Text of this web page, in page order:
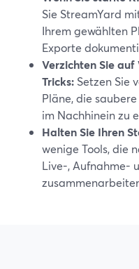
Sie StreamYard
Ihrem gewählten
Exporte
Verzichten Sie
Tricks: Setzen Sie
Pläne, die
im Nachhinein zu
Halten Sie Ihren
wenige Tools, die
Live-, Aufnahme-